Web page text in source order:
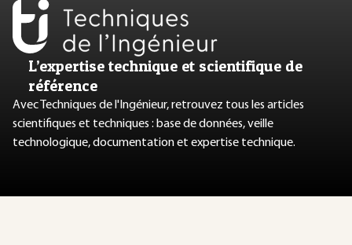
L’expertise technique et scientifique de
référence
Avec Techniques de l'Ingénieur, retrouvez tous les articles
scientifiques et techniques : base de données, veille
technologique, documentation et expertise technique.